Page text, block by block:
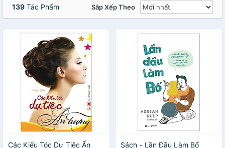
139 Tác Phẩm Sắp Xếp Theo
Các Kiểu Tóc Dự Tiệc Ấn
Sách - Lần Đầu Làm Bố